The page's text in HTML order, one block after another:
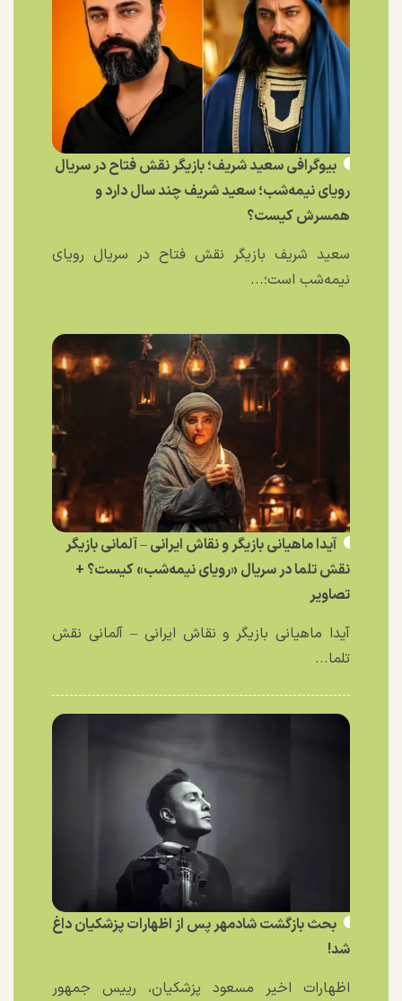
بیوگرافی سعید شریف؛ بازیگر نقش فتاح در سریال
رویای نیمه‌شب؛ سعید شریف چند سال دارد و
همسرش کیست؟
سعید شریف بازیگر نقش فتاح در سریال رویای
نیمه‌شب است؛...
آیدا ماهیانی بازیگر و نقاش ایرانی – آلمانی بازیگر
نقش تلما در سریال «رویای نیمه‌شب» کیست؟ +
تصاویر
آیدا ماهیانی بازیگر و نقاش ایرانی – آلمانی نقش
تلما...
بحث بازگشت شادمهر پس از اظهارات پزشکیان داغ
شد!
اظهارات اخیر مسعود پزشکیان، رییس جمهور